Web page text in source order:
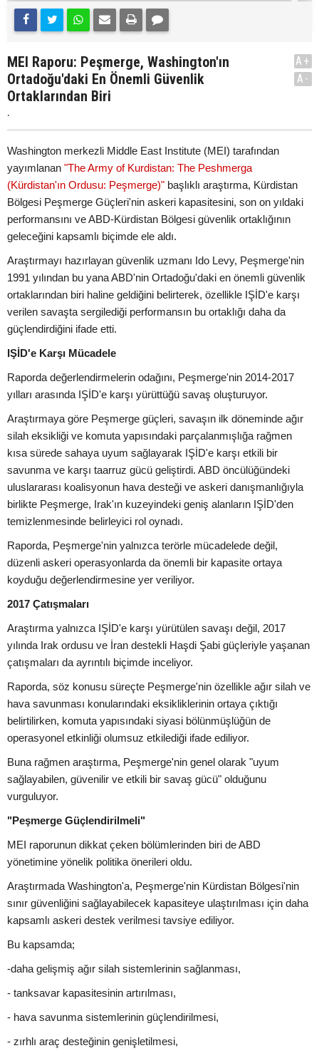
MEI Raporu: Peşmerge, Washington'ın
Ortadoğu'daki En Önemli Güvenlik
Ortaklarından Biri
.
A+
A-
Washington merkezli Middle East Institute (MEI) tarafından
yayımlanan "The Army of Kurdistan: The Peshmerga
(Kürdistan'ın Ordusu: Peşmerge)" başlıklı araştırma, Kürdistan
Bölgesi Peşmerge Güçleri'nin askeri kapasitesini, son on yıldaki
performansını ve ABD-Kürdistan Bölgesi güvenlik ortaklığının
geleceğini kapsamlı biçimde ele aldı.
Araştırmayı hazırlayan güvenlik uzmanı Ido Levy, Peşmerge'nin
1991 yılından bu yana ABD'nin Ortadoğu'daki en önemli güvenlik
ortaklarından biri haline geldiğini belirterek, özellikle IŞİD'e karşı
verilen savaşta sergilediği performansın bu ortaklığı daha da
güçlendirdiğini ifade etti.
IŞİD'e Karşı Mücadele
Raporda değerlendirmelerin odağını, Peşmerge'nin 2014-2017
yılları arasında IŞİD'e karşı yürüttüğü savaş oluşturuyor.
Araştırmaya göre Peşmerge güçleri, savaşın ilk döneminde ağır
silah eksikliği ve komuta yapısındaki parçalanmışlığa rağmen
kısa sürede sahaya uyum sağlayarak IŞİD'e karşı etkili bir
savunma ve karşı taarruz gücü geliştirdi. ABD öncülüğündeki
uluslararası koalisyonun hava desteği ve askeri danışmanlığıyla
birlikte Peşmerge, Irak'ın kuzeyindeki geniş alanların IŞİD'den
temizlenmesinde belirleyici rol oynadı.
Raporda, Peşmerge'nin yalnızca terörle mücadelede değil,
düzenli askeri operasyonlarda da önemli bir kapasite ortaya
koyduğu değerlendirmesine yer veriliyor.
2017 Çatışmaları
Araştırma yalnızca IŞİD'e karşı yürütülen savaşı değil, 2017
yılında Irak ordusu ve İran destekli Haşdi Şabi güçleriyle yaşanan
çatışmaları da ayrıntılı biçimde inceliyor.
Raporda, söz konusu süreçte Peşmerge'nin özellikle ağır silah ve
hava savunması konularındaki eksikliklerinin ortaya çıktığı
belirtilirken, komuta yapısındaki siyasi bölünmüşlüğün de
operasyonel etkinliği olumsuz etkilediği ifade ediliyor.
Buna rağmen araştırma, Peşmerge'nin genel olarak "uyum
sağlayabilen, güvenilir ve etkili bir savaş gücü" olduğunu
vurguluyor.
"Peşmerge Güçlendirilmeli"
MEI raporunun dikkat çeken bölümlerinden biri de ABD
yönetimine yönelik politika önerileri oldu.
Araştırmada Washington'a, Peşmerge'nin Kürdistan Bölgesi'nin
sınır güvenliğini sağlayabilecek kapasiteye ulaştırılması için daha
kapsamlı askeri destek verilmesi tavsiye ediliyor.
Bu kapsamda;
-daha gelişmiş ağır silah sistemlerinin sağlanması,
- tanksavar kapasitesinin artırılması,
- hava savunma sistemlerinin güçlendirilmesi,
- zırhlı araç desteğinin genişletilmesi,